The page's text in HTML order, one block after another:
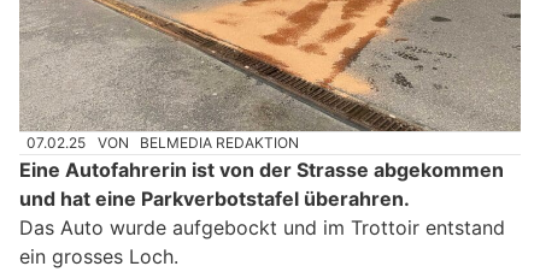
07.02.25 VON BELMEDIA REDAKTION
Eine Autofahrerin ist von der Strasse abgekommen
und hat eine Parkverbotstafel überahren.
Das Auto wurde aufgebockt und im Trottoir entstand
ein grosses Loch.